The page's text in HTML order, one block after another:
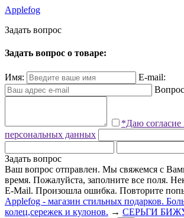
Applefog
Задать вопрос
Задать вопрос о товаре:
Имя:
E-mail:
*Даю согласие
персональных данных
Задать вопрос
Ваш вопрос отправлен. Мы свяжемся с
время. Пожалуйста, заполните все поля.
E-Mail. Произошла ошибка. Повторите
Applefog - магазин стильных подарков.
колец,сережек и кулонов. → СЕРЬГИ